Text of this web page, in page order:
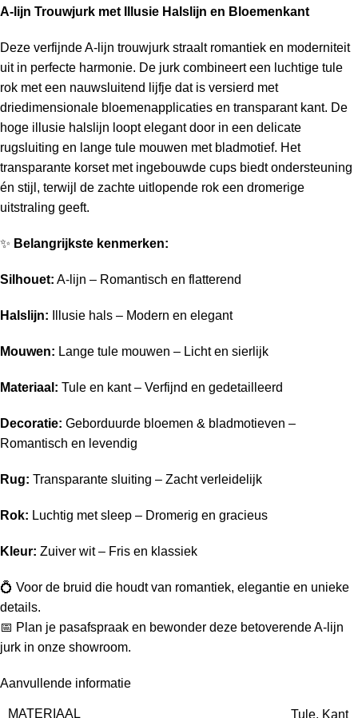
A-lijn Trouwjurk met Illusie Halslijn en Bloemenkant
Deze verfijnde A-lijn trouwjurk straalt romantiek en moderniteit
uit in perfecte harmonie. De jurk combineert een luchtige tule
rok met een nauwsluitend lijfje dat is versierd met
driedimensionale bloemenapplicaties en transparant kant. De
hoge illusie halslijn loopt elegant door in een delicate
rugsluiting en lange tule mouwen met bladmotief. Het
transparante korset met ingebouwde cups biedt ondersteuning
én stijl, terwijl de zachte uitlopende rok een dromerige
uitstraling geeft.
✨ Belangrijkste kenmerken:
Silhouet: A-lijn – Romantisch en flatterend
Halslijn: Illusie hals – Modern en elegant
Mouwen: Lange tule mouwen – Licht en sierlijk
Materiaal: Tule en kant – Verfijnd en gedetailleerd
Decoratie: Geborduurde bloemen & bladmotieven –
Romantisch en levendig
Rug: Transparante sluiting – Zacht verleidelijk
Rok: Luchtig met sleep – Dromerig en gracieus
Kleur: Zuiver wit – Fris en klassiek
💍 Voor de bruid die houdt van romantiek, elegantie en unieke
details.
📅 Plan je pasafspraak en bewonder deze betoverende A-lijn
jurk in onze showroom.
Aanvullende informatie
MATERIAAL Tule, Kant